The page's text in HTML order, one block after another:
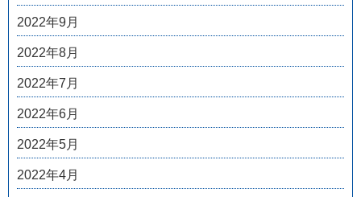
2022年9月
2022年8月
2022年7月
2022年6月
2022年5月
2022年4月